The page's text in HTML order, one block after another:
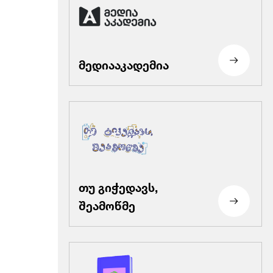
მედიააკადემია
თუ გიჭედავს,
შეამოწმე